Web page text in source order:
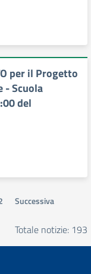
per il Progetto
- Scuola
del
Successiva
Totale notizie: 193